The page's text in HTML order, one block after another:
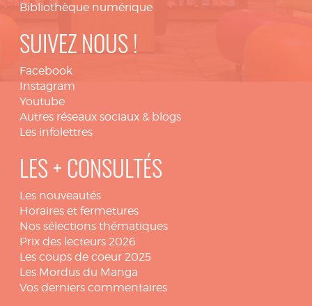
Bibliothèque numérique
SUIVEZ NOUS !
Facebook
Instagram
Youtube
Autres réseaux sociaux & blogs
Les infolettres
LES + CONSULTÉS
Les nouveautés
Horaires et fermetures
Nos sélections thématiques
Prix des lecteurs 2026
Les coups de coeur 2025
Les Mordus du Manga
Vos derniers commentaires